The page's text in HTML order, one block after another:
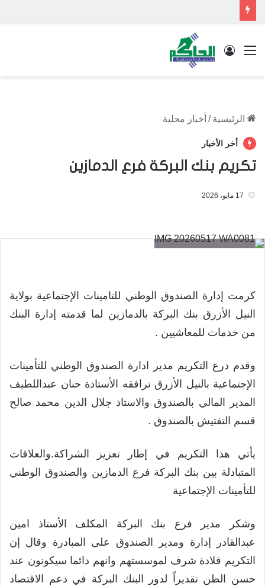
القائمة تسجيل الدخول
الرئيسية / أخبار محلية
أخر الأخبار
تكريم بنك البركة فرع الدمازين
17 مايو، 2026
كرمت إدارة الصندوق الوطني للتامينات الإجتماعية بولاية
النيل الأزرق بنك البركة بالدمازين لما قدمته إدارة البنك
من خدمات للمعاشيين .
وقدم درع التكريم مدير ادارة الصندوق الوطني للتأمينات
الإجتماعية بالنيل الأزرق ترافقه الأستاذة حنان عبداللطيف
المدير المالي بالصندوق والاستاذ جلال الدين محمد صالح
قسم التفتيش بالصندوق .
يأتي هذا التكريم في إطار تعزيز الشراكة.والعلاقات
المتبادلة بين بنك البركة فرع الدمازين والصندوق الوطني
للتأمينات الإجتماعية
وشكر مدير فرع بنك البركة المكلف الأستاذ امين
عبدالقادر إدارة ومدير الصندوق على المبادرة وقال إن
التكريم قلادة شرف لموسستهم وانهم دائما سيكونون عند
حسن الظن تقديراً لدور البنك البركة في دعم الاقتصاد